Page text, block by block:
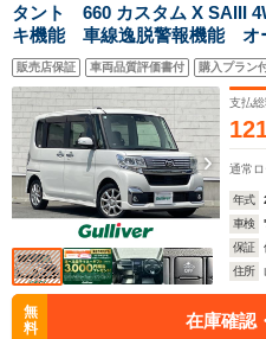
タント 660 カスタム X SAIII
キ機能 車線逸脱警報機能 オ
ーセンサー 純正ナビ フル
パワースライド ドライブレ
ト ETC シートヒーター
販売店保証 車両品質評価書付 購入プラン
支払
通常
年式
車検
保証
住所
無
料
在庫確認